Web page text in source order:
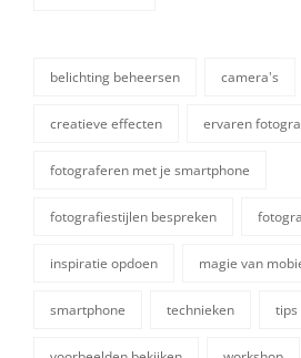
belichting beheersen camera's
creatieve effecten ervaren
fotograferen met je smartphone
fotografiestijlen bespreken
inspiratie opdoen magie van
smartphone technieken tips